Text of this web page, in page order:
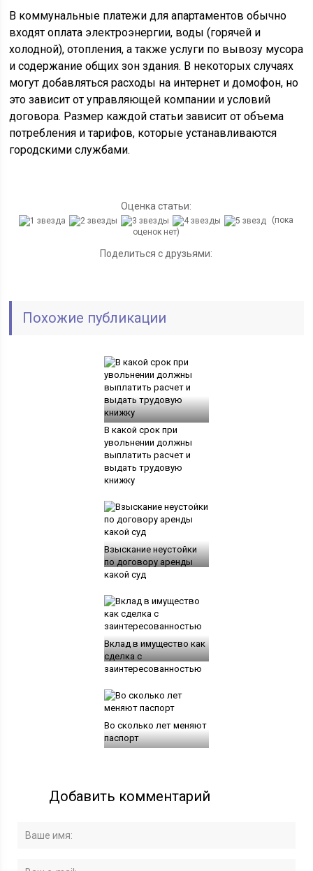
В коммунальные платежи для апартаментов обычно
входят оплата электроэнергии, воды (горячей и
холодной), отопления, а также услуги по вывозу мусора
и содержание общих зон здания. В некоторых случаях
могут добавляться расходы на интернет и домофон, но
это зависит от управляющей компании и условий
договора. Размер каждой статьи зависит от объема
потребления и тарифов, которые устанавливаются
городскими службами.
Оценка статьи:
(пока
оценок нет)
Поделиться с друзьями:
Похожие публикации
В какой срок при
увольнении должны
выплатить расчет и
выдать трудовую
книжку
Взыскание неустойки
по договору аренды
какой суд
Вклад в имущество как
сделка с
заинтересованностью
Во сколько лет меняют
паспорт
Добавить комментарий